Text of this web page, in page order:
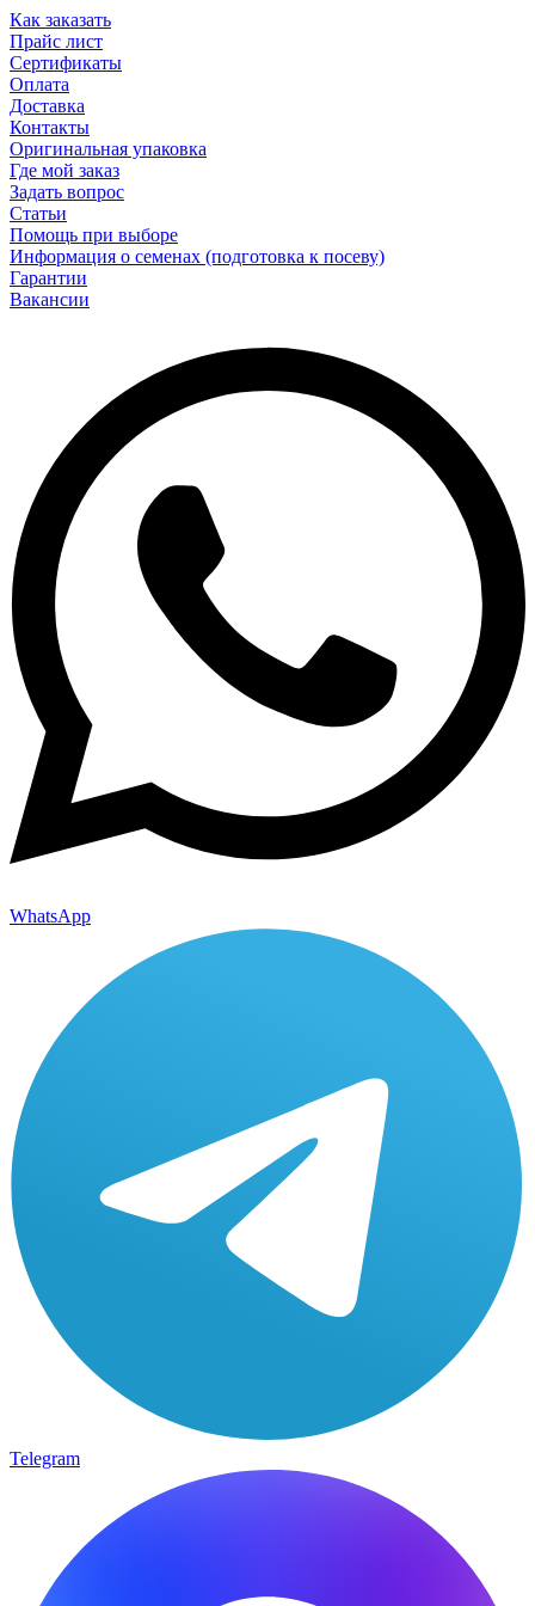
Как заказать
Прайс лист
Сертификаты
Оплата
Доставка
Контакты
Оригинальная упаковка
Где мой заказ
Задать вопрос
Статьи
Помощь при выборе
Информация о семенах (подготовка к посеву)
Гарантии
Вакансии
WhatsApp
Telegram